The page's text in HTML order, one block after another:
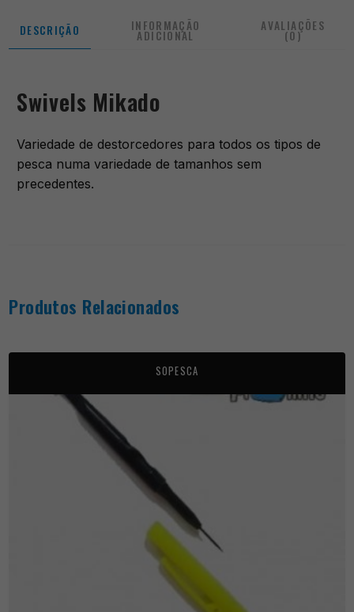
DESCRIÇÃO INFORMAÇÃO
ADICIONAL
AVALIAÇÕES
(0)
Swivels Mikado
Variedade de destorcedores para todos os tipos de
pesca numa variedade de tamanhos sem
precedentes.
Produtos Relacionados
SOPESCA